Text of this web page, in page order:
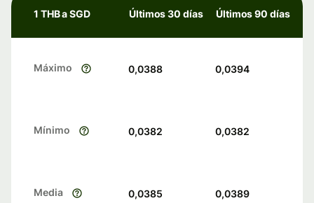
1 THB a SGD Últimos 30 días Últimos 90 días
Máximo 0,0388 0,0394
Mínimo 0,0382 0,0382
Media 0,0385 0,0389